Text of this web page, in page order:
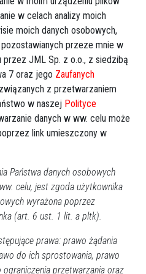
Ciborowska
w celach analizy moich
moich danych osobowych,
przeze mnie w
JML Sp. z o.o., z siedzibą
7 oraz jego Zaufanych
z przetwarzaniem
w naszej Polityce
danych w ww. celu może
link umieszczony w
Państwa danych osobowych
celu, jest zgoda użytkownika
wyrażona poprzez
(art. 6 ust. 1 lit. a pltk).
prawa: prawo żądania
do ich sprostowania, prawo
przetwarzania oraz